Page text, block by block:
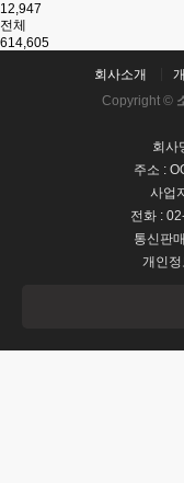
12,947
전체
614,605
회사소개
Copyright ©
회사
주소 :
사업
전화 :
통신판
개인